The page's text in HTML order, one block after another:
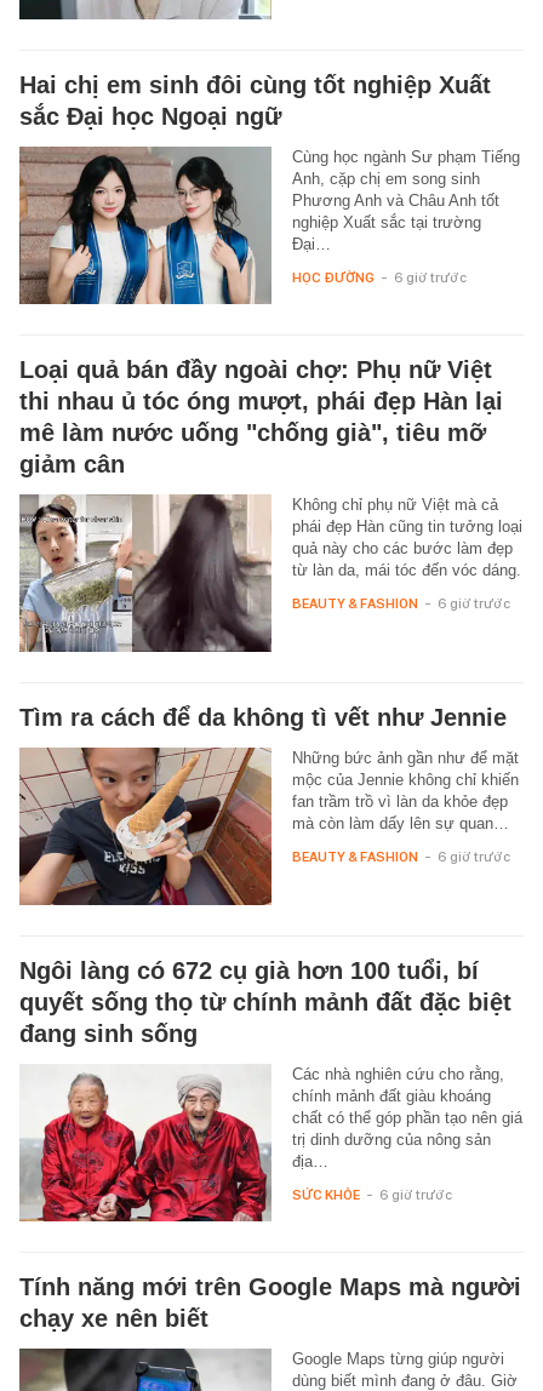
Hai chị em sinh đôi cùng tốt nghiệp Xuất
sắc Đại học Ngoại ngữ
Cùng học ngành Sư phạm Tiếng
Anh, cặp chị em song sinh
Phương Anh và Châu Anh tốt
nghiệp Xuất sắc tại trường
Đại…
HỌC ĐƯỜNG - 6 giờ trước
Loại quả bán đầy ngoài chợ: Phụ nữ Việt
thi nhau ủ tóc óng mượt, phái đẹp Hàn lại
mê làm nước uống "chống già", tiêu mỡ
giảm cân
Không chỉ phụ nữ Việt mà cả
phái đẹp Hàn cũng tin tưởng loại
quả này cho các bước làm đẹp
từ làn da, mái tóc đến vóc dáng.
BEAUTY & FASHION - 6 giờ trước
Tìm ra cách để da không tì vết như Jennie
Những bức ảnh gần như để mặt
mộc của Jennie không chỉ khiến
fan trầm trồ vì làn da khỏe đẹp
mà còn làm dấy lên sự quan…
BEAUTY & FASHION - 6 giờ trước
Ngôi làng có 672 cụ già hơn 100 tuổi, bí
quyết sống thọ từ chính mảnh đất đặc biệt
đang sinh sống
Các nhà nghiên cứu cho rằng,
chính mảnh đất giàu khoáng
chất có thể góp phần tạo nên giá
trị dinh dưỡng của nông sản
địa…
SỨC KHỎE - 6 giờ trước
Tính năng mới trên Google Maps mà người
chạy xe nên biết
Google Maps từng giúp người
dùng biết mình đang ở đâu. Giờ